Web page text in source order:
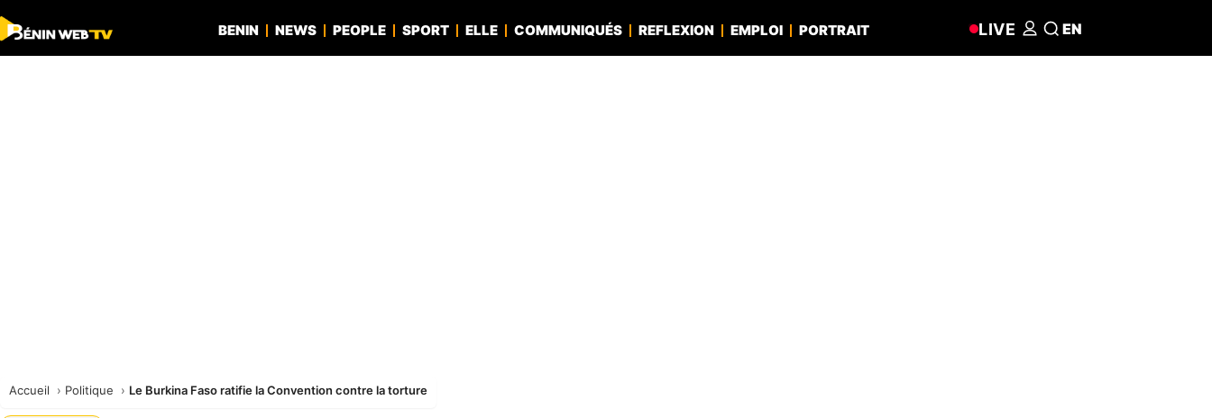
BENIN NEWS PEOPLE SPORT ELLE COMMUNIQUÉS REFLEXION EMPLOI PORTRAIT LIVE EN
Accueil Politique Le Burkina Faso ratifie la Convention contre la torture